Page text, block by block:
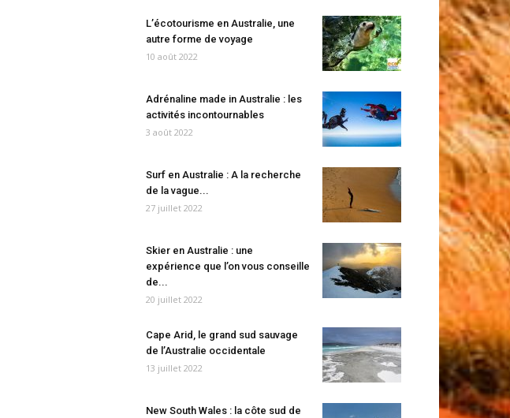
L’écotourisme en Australie, une
autre forme de voyage
10 août 2022
Adrénaline made in Australie : les
activités incontournables
3 août 2022
Surf en Australie : A la recherche
de la vague...
27 juillet 2022
Skier en Australie : une
expérience que l’on vous conseille
de...
20 juillet 2022
Cape Arid, le grand sud sauvage
de l’Australie occidentale
13 juillet 2022
New South Wales : la côte sud de